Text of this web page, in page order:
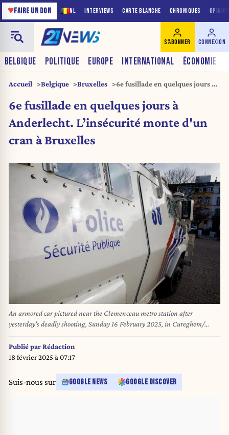
NL INTERVIEWS CARTE BLANCHE CHRONIQUES
♥FAIRE UN DON
BELGIQUE POLITIQUE EUROPE INTERNATIONAL ÉCONOMIE
S'ABONNER CONNEXION
Accueil Belgique Bruxelles
6e fusillade en quelques jours à
d’un cran à Bruxelles
6e fusillade en quelques jours à
Anderlecht. L’insécurité monte d'un
cran à Bruxelles
An armored car pictured near the Clemenceau metro station after
yesterday's deadly shooting, Sunday 16 February 2025, in Cureghem/
Kuregem, Anderlecht, Brussels. One person was shot dead around 9:30pm
at the station's entrance. Police is still looking for the perpetrators. The
shooting is the latest in a series of incidents in Brussels. BELGA PHOTO
Publié parRédaction
18 février 2025 à 07:17
Suis-nous sur GOOGLE NEWS GOOGLE DISCOVER